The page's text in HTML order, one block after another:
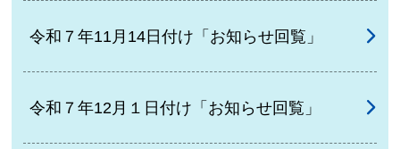
令和７年11月14日付け「お知らせ回覧」
令和７年12月１日付け「お知らせ回覧」